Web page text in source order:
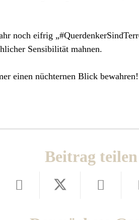
noch eifrig
Sensibilität mahnen.
einen nüchternen Blick bewahren!
Beitrag